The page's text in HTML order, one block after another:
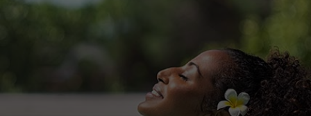
Tin tức và xu hướng